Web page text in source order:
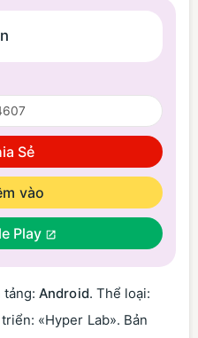
Sẻ
vào
Play
tảng:Android. Thể loại:
«Hyper Lab». Bản